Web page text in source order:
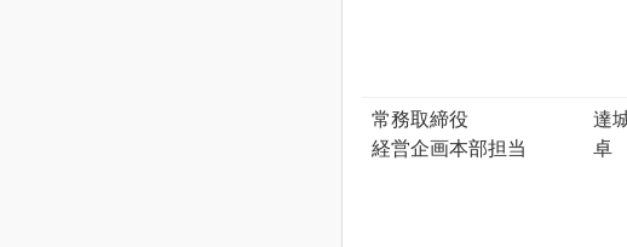
常務取締役
経営企画本部担当
達
卓